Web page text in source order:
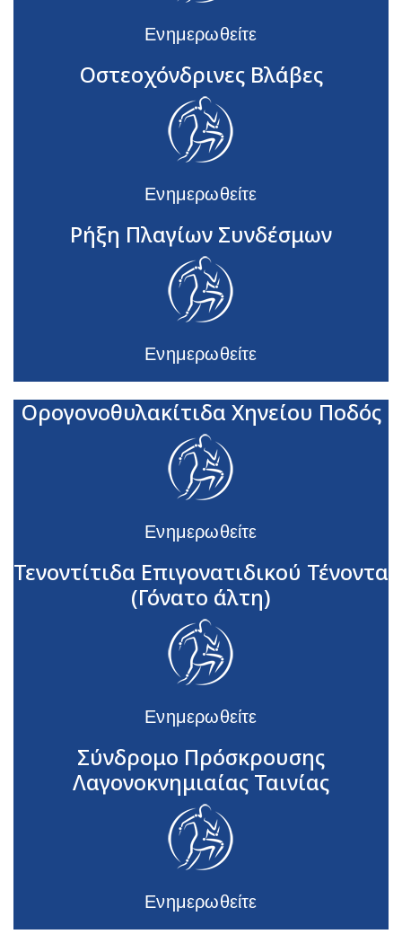
Ενημερωθείτε
Οστεοχόνδρινες Βλάβες
Ενημερωθείτε
Ρήξη Πλαγίων Συνδέσμων
Ενημερωθείτε
Ορογονοθυλακίτιδα Χηνείου Ποδός
Ενημερωθείτε
Τενοντίτιδα Επιγονατιδικού Τένοντα
(Γόνατο άλτη)
Ενημερωθείτε
Σύνδρομο Πρόσκρουσης
Λαγονοκνημιαίας Ταινίας
Ενημερωθείτε